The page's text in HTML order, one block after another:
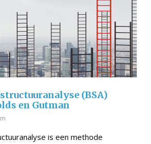
(BSA)
en Gutman
is een methode